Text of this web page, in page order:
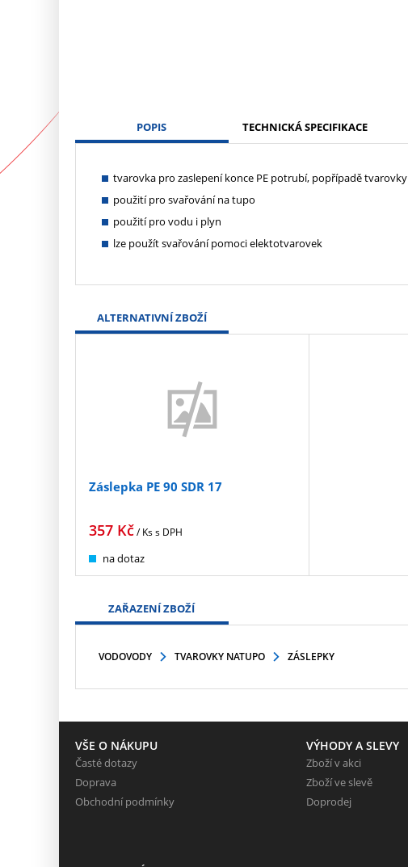
POPIS TECHNICKÁ SPECIFIKACE
tvarovka pro zaslepení konce PE potrubí, popřípadě tvarovky
použití pro svařování na tupo
použití pro vodu i plyn
lze použít svařování pomoci elektotvarovek
ALTERNATIVNÍ ZBOŽÍ
Záslepka PE 90 SDR 17
357Kč/ Kss DPH
na dotaz
ZAŘAZENÍ ZBOŽÍ
VODOVODY TVAROVKY NATUPO ZÁSLEPKY
VŠE O NÁKUPU
Časté dotazy
Doprava
Obchodní podmínky
VÝHODY A SLEVY
Zboží v akci
Zboží ve slevě
Doprodej